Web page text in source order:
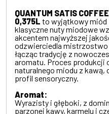
QUANTUM SATIS
0,375L to wyjątkowy miód
klasyczne nuty miodowe
akcentem najwyższej
odzwierciedla
łącząc tradycję z
aromatu. Proces produkcji
naturalnego miodu z kawą,
profil sensoryczny.
Aromat:
Wyrazisty i głęboki, z
parzonej kawy, karmelu i